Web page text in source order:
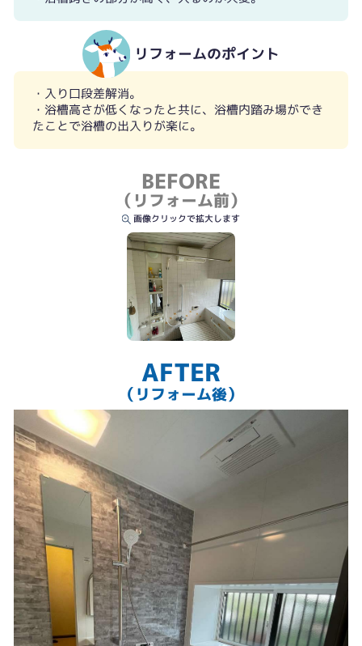
リフォームのポイント
・入り口段差解消。
・浴槽高さが低くなったと共に、浴槽内踏み場ができ
たことで浴槽の出入りが楽に。
BEFORE
（リフォーム前）
画像クリックで拡大します
AFTER
（リフォーム後）